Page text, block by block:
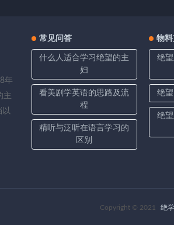
年
主
以
常见问答
什么人适合学习绝望的主
妇
看美剧学英语的思路及流
程
精听与泛听在语言学习的
区别
物
绝
绝
绝
Copyright © 2021 绝